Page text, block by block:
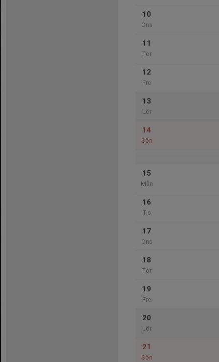
10
Ons
11
Tor
12
Fre
13
Lör
14
Sön
15
Mån
16
Tis
17
Ons
18
Tor
19
Fre
20
Lör
21
Sön